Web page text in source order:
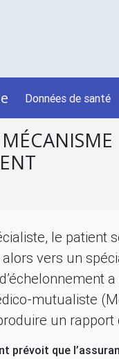
Données de santé
le patient
vers un
mutualiste
un rapport
prévoit que